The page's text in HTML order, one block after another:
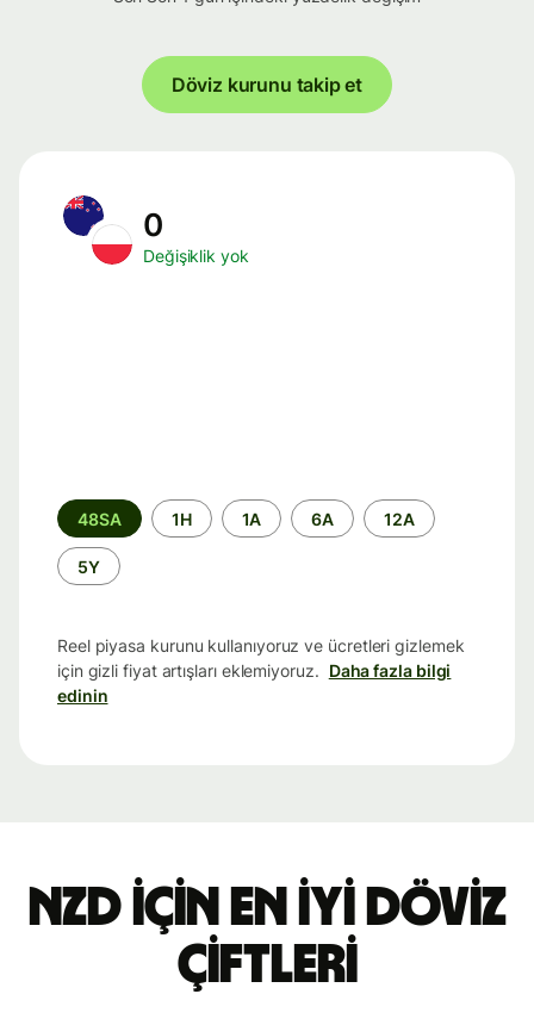
Döviz kurunu takip et
0
Değişiklik yok
Zaman
aralığı
48SA 1H 1A 6A 12A
5Y
Reel piyasa kurunu kullanıyoruz ve ücretleri gizlemek
için gizli fiyat artışları eklemiyoruz. Daha fazla bilgi
edinin
NZD için en iyi döviz
çiftleri